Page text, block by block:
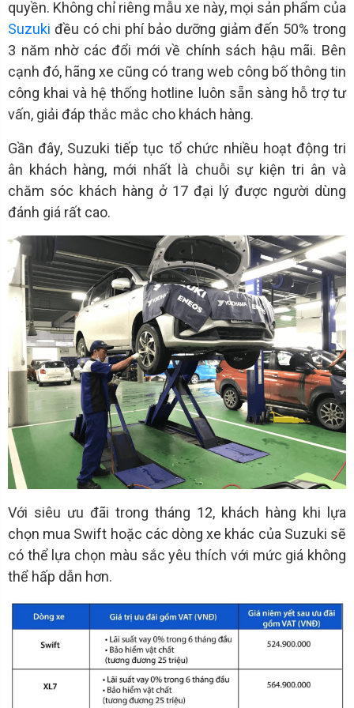
quyền. Không chỉ riêng mẫu xe này, mọi sản phẩm của
Suzuki đều có chi phí bảo dưỡng giảm đến 50% trong
3 năm nhờ các đổi mới về chính sách hậu mãi. Bên
cạnh đó, hãng xe cũng có trang web công bố thông tin
công khai và hệ thống hotline luôn sẵn sàng hỗ trợ tư
vấn, giải đáp thắc mắc cho khách hàng.
Gần đây, Suzuki tiếp tục tổ chức nhiều hoạt động tri
ân khách hàng, mới nhất là chuỗi sự kiện tri ân và
chăm sóc khách hàng ở 17 đại lý được người dùng
đánh giá rất cao.
Với siêu ưu đãi trong tháng 12, khách hàng khi lựa
chọn mua Swift hoặc các dòng xe khác của Suzuki sẽ
có thể lựa chọn màu sắc yêu thích với mức giá không
thể hấp dẫn hơn.